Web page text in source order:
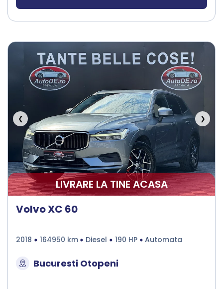
❮ ❯
LIVRARE LA TINE ACASA
Volvo XC 60
2018 164950 km Diesel 190 HP Automata
Bucuresti Otopeni